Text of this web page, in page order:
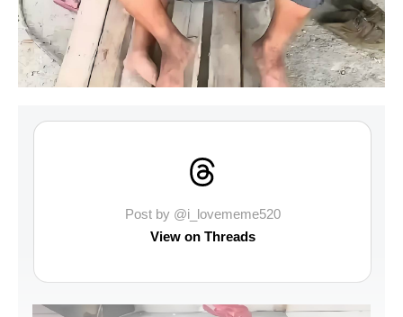
Post by @i_lovememe520
View on Threads